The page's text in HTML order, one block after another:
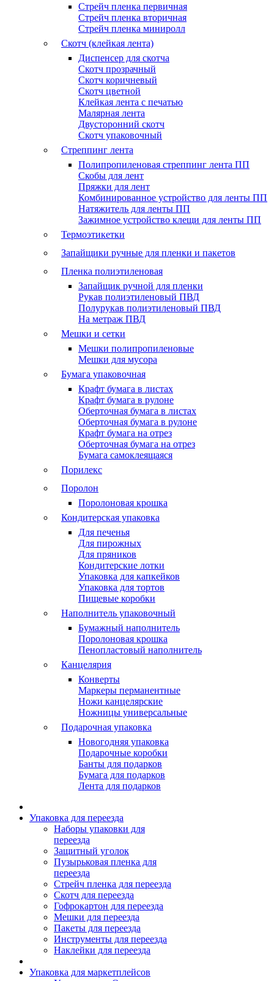
Стрейч пленка первичная
Стрейч пленка вторичная
Стрейч пленка миниролл
Скотч (клейкая лента)
Диспенсер для скотча
Скотч прозрачный
Скотч коричневый
Скотч цветной
Клейкая лента с печатью
Малярная лента
Двусторонний скотч
Скотч упаковочный
Стреппинг лента
Полипропиленовая стреппинг лента ПП
Скобы для лент
Пряжки для лент
Комбинированное устройство для ленты ПП
Натяжитель для ленты ПП
Зажимное устройство клещи для ленты ПП
Термоэтикетки
Запайщики ручные для пленки и пакетов
Пленка полиэтиленовая
Запайщик ручной для пленки
Рукав полиэтиленовый ПВД
Полурукав полиэтиленовый ПВД
На метраж ПВД
Мешки и сетки
Мешки полипропиленовые
Мешки для мусора
Бумага упаковочная
Крафт бумага в листах
Крафт бумага в рулоне
Оберточная бумага в листах
Оберточная бумага в рулоне
Крафт бумага на отрез
Оберточная бумага на отрез
Бумага самоклеящаяся
Порилекс
Поролон
Поролоновая крошка
Кондитерская упаковка
Для печенья
Для пирожных
Для пряников
Кондитерские лотки
Упаковка для капкейков
Упаковка для тортов
Пищевые коробки
Наполнитель упаковочный
Бумажный наполнитель
Поролоновая крошка
Пенопластовый наполнитель
Канцелярия
Конверты
Маркеры перманентные
Ножи канцелярские
Ножницы универсальные
Подарочная упаковка
Новогодняя упаковка
Подарочные коробки
Банты для подарков
Бумага для подарков
Лента для подарков
Упаковка для переезда
Наборы упаковки для
переезда
Защитный уголок
Пузырьковая пленка для
переезда
Стрейч пленка для переезда
Скотч для переезда
Гофрокартон для переезда
Мешки для переезда
Пакеты для переезда
Инструменты для переезда
Наклейки для переезда
Упаковка для маркетплейсов